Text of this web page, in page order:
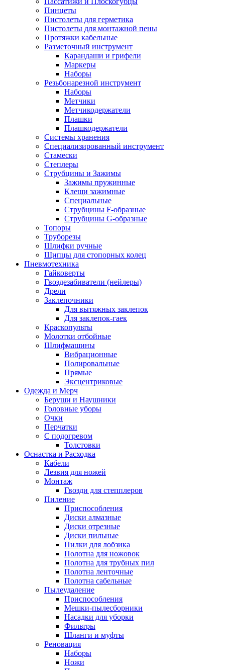
Пинцеты
Пистолеты для герметика
Пистолеты для монтажной пены
Протяжки кабельные
Разметочный инструмент
Карандаши и грифели
Маркеры
Наборы
Резьбонарезной инструмент
Наборы
Метчики
Метчикодержатели
Плашки
Плашкодержатели
Системы хранения
Специализированный инструмент
Стамески
Степлеры
Струбцины и Зажимы
Зажимы пружинные
Клещи зажимные
Специальные
Струбцины F-образные
Струбцины G-образные
Топоры
Труборезы
Шлифки ручные
Щипцы для стопорных колец
Пневмотехника
Гайковерты
Гвоздезабиватели (нейлеры)
Дрели
Заклепочники
Для вытяжных заклепок
Для заклепок-гаек
Краскопульты
Молотки отбойные
Шлифмашины
Вибрационные
Полировальные
Прямые
Эксцентриковые
Одежда и Мерч
Беруши и Наушники
Головные уборы
Очки
Перчатки
С подогревом
Толстовки
Оснастка и Расходка
Кабели
Лезвия для ножей
Монтаж
Гвозди для степплеров
Пиление
Приспособления
Диски алмазные
Диски отрезные
Диски пильные
Пилки для лобзика
Полотна для ножовок
Полотна для трубных пил
Полотна ленточные
Полотна сабельные
Пылеудаление
Приспособления
Мешки-пылесборники
Насадки для уборки
Фильтры
Шланги и муфты
Реновация
Наборы
Ножи